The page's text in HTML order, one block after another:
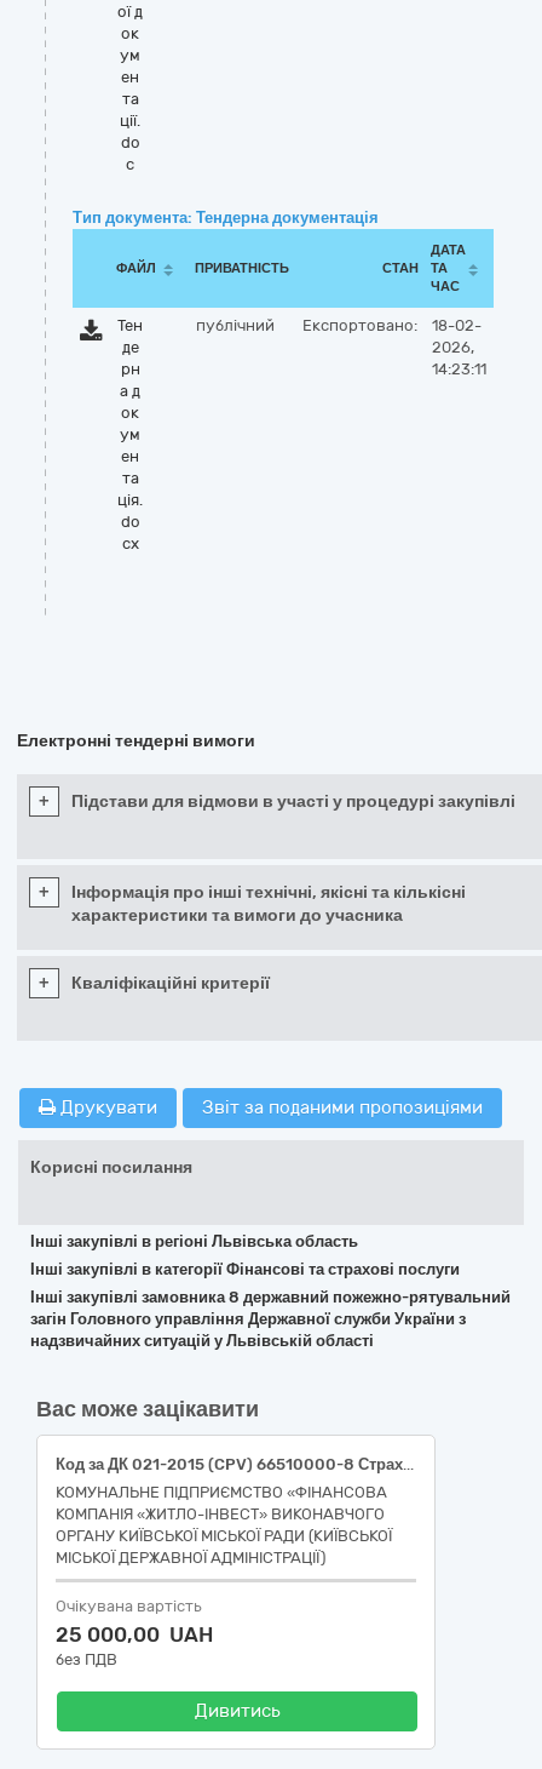
ої д
ок
ум
ен
та
ції.
do
c
Тип документа: Тендерна документація
ФАЙЛ ПРИВАТНІСТЬ СТАН
ДАТА
ТА
ЧАС
Тен
де
рн
а д
ок
ум
ен
та
ція.
do
cx
публічний Експортовано:
18-02-
2026,
14:23:11
Електронні тендерні вимоги
+ Підстави для відмови в участі у процедурі закупівлі
+
Інформація про інші технічні, якісні та кількісні
характеристики та вимоги до учасника
+ Кваліфікаційні критерії
Друкувати Звіт за поданими пропозиціями
Корисні посилання
Інші закупівлі в регіоні Львівська область
Інші закупівлі в категорії Фінансові та страхові послуги
Інші закупівлі замовника 8 державний пожежно-рятувальний
загін Головного управління Державної служби України з
надзвичайних ситуацій у Львівській області
Вас може зацікавити
Код за ДК 021-2015 (CPV) 66510000-8 Страхові послуги (обов’язкове страхування цивільно-правової відповідальності власників наземних транспортних засобів (АВТОЦИВІЛКА))
КОМУНАЛЬНЕ ПІДПРИЄМСТВО «ФІНАНСОВА
КОМПАНІЯ «ЖИТЛО-ІНВЕСТ» ВИКОНАВЧОГО
ОРГАНУ КИЇВСЬКОЇ МІСЬКОЇ РАДИ (КИЇВСЬКОЇ
МІСЬКОЇ ДЕРЖАВНОЇ АДМІНІСТРАЦІЇ)
Очікувана вартість
25 000,00 UAH
без ПДВ
Дивитись